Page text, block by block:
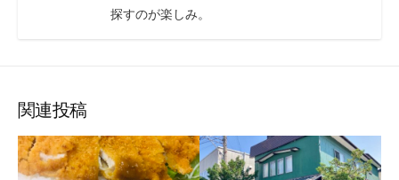
探すのが楽しみ。
関連投稿